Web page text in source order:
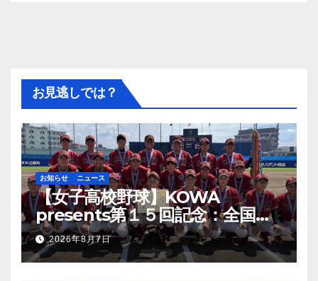
お見逃しでは？
お知らせ ニュース
【女子高校野球】KOWA
presents第１５回記念：全国高
等学校女子硬式野球ユース大会開
幕
2026年8月7日